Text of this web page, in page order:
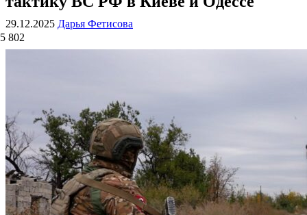
29.12.2025 Дарья Фетисова
5 802